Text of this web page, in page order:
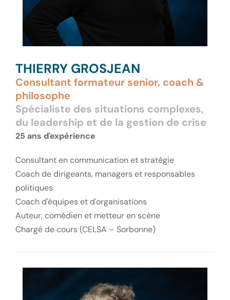
THIERRY GROSJEAN
Consultant formateur senior, coach &
philosophe
Spécialiste des situations complexes,
du leadership et de la gestion de crise
25 ans d'expérience
Consultant en communication et stratégie
Coach de dirigeants, managers et responsables
politiques
Coach d'équipes et d'organisations
Auteur, comédien et metteur en scène
Chargé de cours (CELSA – Sorbonne)